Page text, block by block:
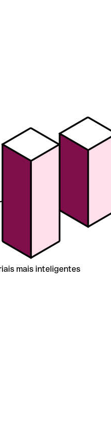
mais inteligentes